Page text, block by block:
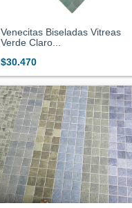
Venecitas Biseladas Vitreas
Verde Claro...
$30.470